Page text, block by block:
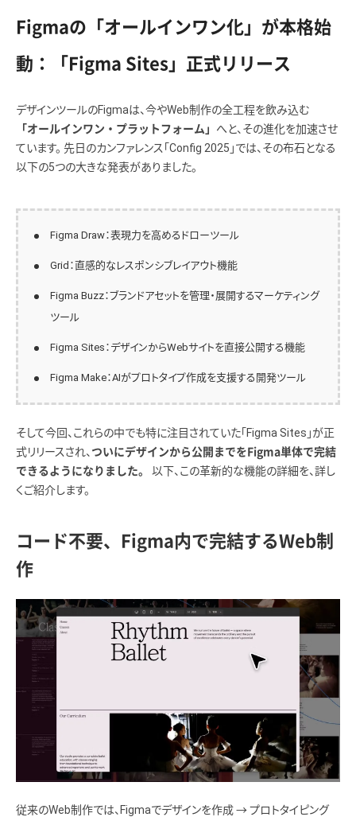
Figmaの「オールインワン化」が本格始
動：「Figma Sites」正式リリース
デザインツールのFigmaは、今やWeb制作の全工程を飲み込む
「オールインワン・プラットフォーム」 へと、その進化を加速させ
ています。 先日のカンファレンス「Config 2025」では、その布石となる
以下の5つの大きな発表がありました。
Figma Draw：表現力を高めるドローツール
Grid：直感的なレスポンシブレイアウト機能
Figma Buzz：ブランドアセットを管理・展開するマーケティング
ツール
Figma Sites：デザインからWebサイトを直接公開する機能
Figma Make：AIがプロトタイプ作成を支援する開発ツール
そして今回、これらの中でも特に注目されていた「Figma Sites」が正
式リリースされ、 ついにデザインから公開までをFigma単体で完結
できるようになりました。
以下、この革新的な機能の詳細を、詳し
くご紹介します。
コード不要、Figma内で完結するWeb制
作
従来のWeb制作では、Figmaでデザインを作成 → プロトタイピング